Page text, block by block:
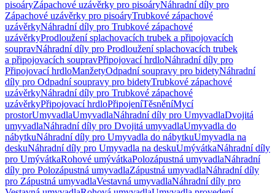
pisoáryZápachové uzávěrky pro pisoáryNáhradní díly pro
Zápachové uzávěrky pro pisoáryTrubkové zápachové
uzávěrkyNáhradní díly pro Trubkové zápachové
uzávěrkyProdloužení splachovacích trubek a připojovacích
soupravNáhradní díly pro Prodloužení splachovacích trubek
a připojovacích soupravPřipojovací hrdloNáhradní díly pro
Připojovací hrdloManžetyOdpadní soupravy pro bidetyNáhradní
díly pro Odpadní soupravy pro bidetyTrubkové zápachové
uzávěrkyNáhradní díly pro Trubkové zápachové
uzávěrkyPřipojovací hrdloPřipojeníTěsněníMycí
prostorUmyvadlaUmyvadlaNáhradní díly pro UmyvadlaDvojitá
umyvadlaNáhradní díly pro Dvojitá umyvadlaUmyvadla do
nábytkuNáhradní díly pro Umyvadla do nábytkuUmyvadla na
deskuNáhradní díly pro Umyvadla na deskuUmývátkaNáhradní díly
pro UmývátkaRohové umývátkaPolozápustná umyvadlaNáhradní
díly pro Polozápustná umyvadlaZápustná umyvadlaNáhradní díly
pro Zápustná umyvadlaVestavná umyvadlaNáhradní díly pro